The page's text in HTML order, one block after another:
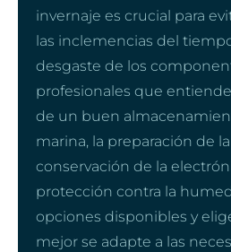
invernaje es crucial para
las inclemencias del
desgaste de los
profesionales que
de un buen
marina, la preparación de la
conservación de la
protección contra la
opciones disponibles y
mejor se adapte a las